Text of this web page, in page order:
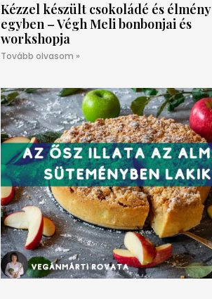
Kézzel készült csokoládé és élmény
egyben – Végh Meli bonbonjai és
workshopja
Tovább olvasom »